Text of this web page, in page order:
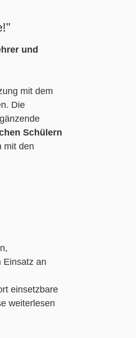
und
mit dem
Die
Schülern
mit den
Einsatz an
einsetzbare
weiterlesen